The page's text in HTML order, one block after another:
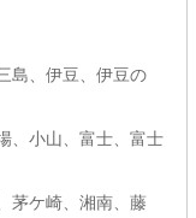
島、伊豆、伊豆の
、小山、富士、富士
茅ケ崎、湘南、藤